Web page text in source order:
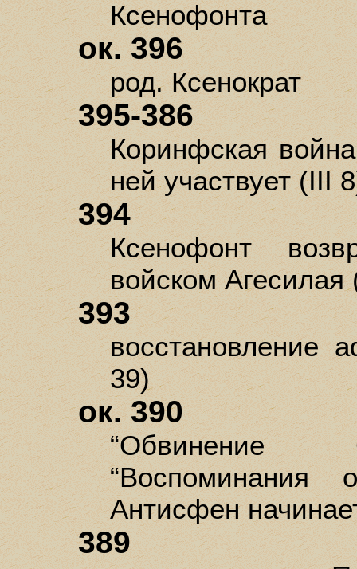
Ксенофонта
ок. 396
род. Ксенократ
395-386
Коринфская
ней участвует (III
394
Ксенофонт
войском Агесилая
393
восстановление
39)
ок. 390
“Обвинение
“Воспоминания
Антисфен
389